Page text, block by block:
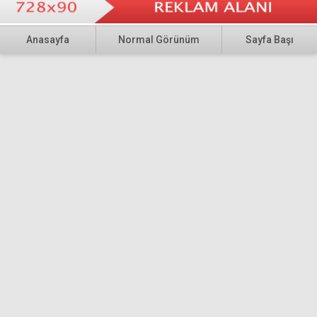
Anasayfa Normal Görünüm Sayfa Başı